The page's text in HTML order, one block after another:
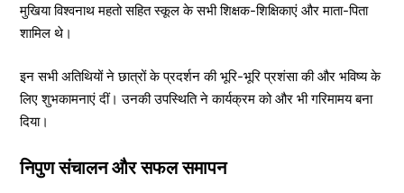
मुखिया विश्वनाथ महतो सहित स्कूल के सभी शिक्षक-शिक्षिकाएं और माता-पिता
शामिल थे।
इन सभी अतिथियों ने छात्रों के प्रदर्शन की भूरि-भूरि प्रशंसा की और भविष्य के
लिए शुभकामनाएं दीं। उनकी उपस्थिति ने कार्यक्रम को और भी गरिमामय बना
दिया।
निपुण संचालन और सफल समापन